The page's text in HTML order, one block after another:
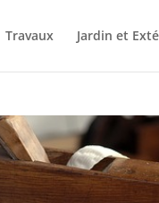
Travaux Jardin et